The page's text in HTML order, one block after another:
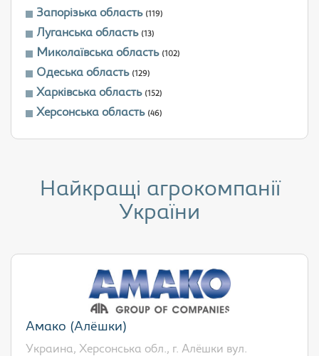
Запорізька область (119)
Луганська область (13)
Миколаївська область (102)
Одеська область (129)
Харківська область (152)
Херсонська область (46)
Найкращі агрокомпанії
України
Амако (Алёшки)
Украина, Херсонська обл., г. Алёшки вул.